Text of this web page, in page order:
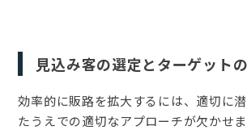
見込み客の選定とターゲット
効率的に販路を拡大するには、適切に
たうえでの適切なアプローチが欠かせま